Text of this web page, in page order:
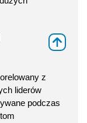
z
liderów
podczas